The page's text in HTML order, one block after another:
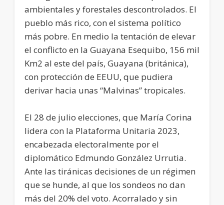
ambientales y forestales descontrolados. El
pueblo más rico, con el sistema político
más pobre. En medio la tentación de elevar
el conflicto en la Guayana Esequibo, 156 mil
Km2 al este del país, Guayana (británica),
con protección de EEUU, que pudiera
derivar hacia unas “Malvinas” tropicales.
El 28 de julio elecciones, que María Corina
lidera con la Plataforma Unitaria 2023,
encabezada electoralmente por el
diplomático Edmundo González Urrutia.
Ante las tiránicas decisiones de un régimen
que se hunde, al que los sondeos no dan
más del 20% del voto. Acorralado y sin